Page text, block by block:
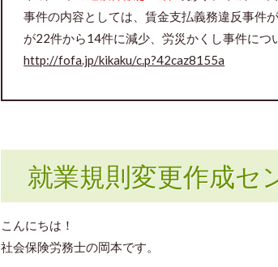
事件の内容としては、賃金支払義務違反事件
が22件から14件に減少、労災かくし事件につ
http://fofa.jp/kikaku/c.p?42caz8155a
就業規則変更作成セ
こんにちは！
社会保険労務士の岡本です。